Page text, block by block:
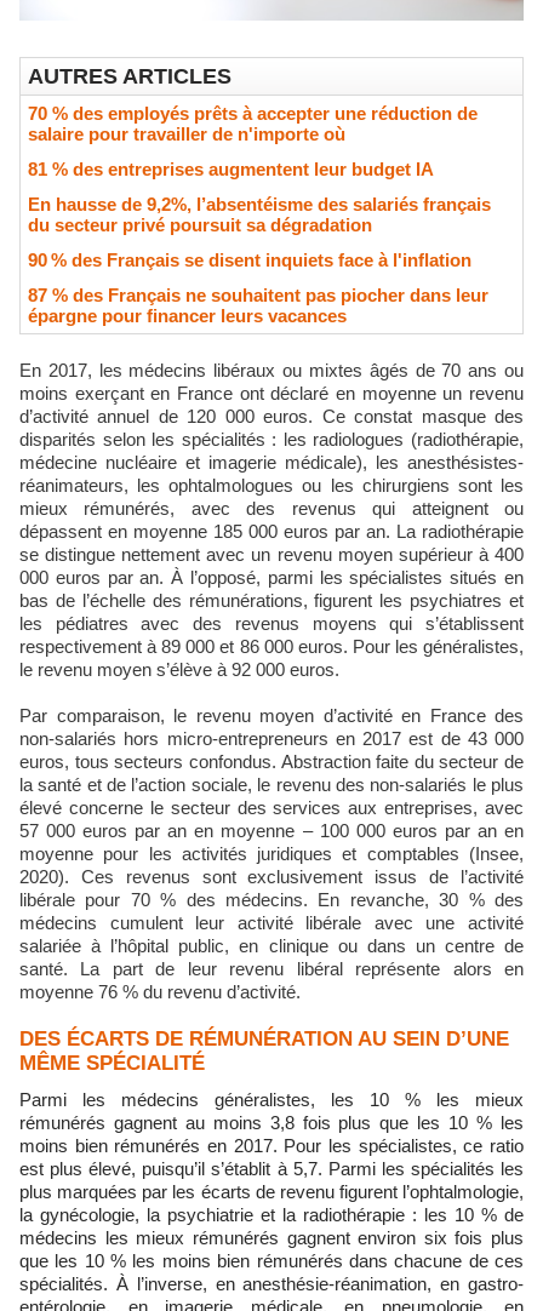
AUTRES ARTICLES
70 % des employés prêts à accepter une réduction de
salaire pour travailler de n'importe où
81 % des entreprises augmentent leur budget IA
En hausse de 9,2%, l’absentéisme des salariés français
du secteur privé poursuit sa dégradation
90 % des Français se disent inquiets face à l'inflation
87 % des Français ne souhaitent pas piocher dans leur
épargne pour financer leurs vacances
En 2017, les médecins libéraux ou mixtes âgés de 70 ans ou
moins exerçant en France ont déclaré en moyenne un revenu
d’activité annuel de 120 000 euros. Ce constat masque des
disparités selon les spécialités : les radiologues (radiothérapie,
médecine nucléaire et imagerie médicale), les anesthésistes-
réanimateurs, les ophtalmologues ou les chirurgiens sont les
mieux rémunérés, avec des revenus qui atteignent ou
dépassent en moyenne 185 000 euros par an. La radiothérapie
se distingue nettement avec un revenu moyen supérieur à 400
000 euros par an. À l’opposé, parmi les spécialistes situés en
bas de l’échelle des rémunérations, figurent les psychiatres et
les pédiatres avec des revenus moyens qui s’établissent
respectivement à 89 000 et 86 000 euros. Pour les généralistes,
le revenu moyen s’élève à 92 000 euros.
Par comparaison, le revenu moyen d’activité en France des
non-salariés hors micro-entrepreneurs en 2017 est de 43 000
euros, tous secteurs confondus. Abstraction faite du secteur de
la santé et de l’action sociale, le revenu des non-salariés le plus
élevé concerne le secteur des services aux entreprises, avec
57 000 euros par an en moyenne – 100 000 euros par an en
moyenne pour les activités juridiques et comptables (Insee,
2020). Ces revenus sont exclusivement issus de l’activité
libérale pour 70 % des médecins. En revanche, 30 % des
médecins cumulent leur activité libérale avec une activité
salariée à l’hôpital public, en clinique ou dans un centre de
santé. La part de leur revenu libéral représente alors en
moyenne 76 % du revenu d’activité.
DES ÉCARTS DE RÉMUNÉRATION AU SEIN D’UNE
MÊME SPÉCIALITÉ
Parmi les médecins généralistes, les 10 % les mieux
rémunérés gagnent au moins 3,8 fois plus que les 10 % les
moins bien rémunérés en 2017. Pour les spécialistes, ce ratio
est plus élevé, puisqu’il s’établit à 5,7. Parmi les spécialités les
plus marquées par les écarts de revenu figurent l’ophtalmologie,
la gynécologie, la psychiatrie et la radiothérapie : les 10 % de
médecins les mieux rémunérés gagnent environ six fois plus
que les 10 % les moins bien rémunérés dans chacune de ces
spécialités. À l’inverse, en anesthésie-réanimation, en gastro-
entérologie, en imagerie médicale, en pneumologie, en